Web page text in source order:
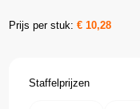
Prijs per stuk:€10,28
Staffelprijzen